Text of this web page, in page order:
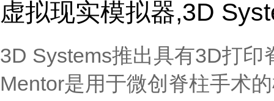
虚拟现实模拟器,3D
3D Systems推出具有3D打
Mentor是用于微创脊柱手术